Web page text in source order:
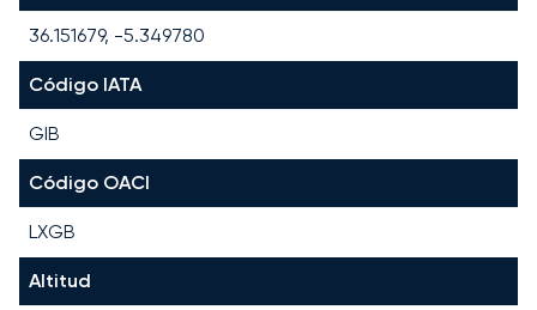
36.151679, -5.349780
Código IATA
GIB
Código OACI
LXGB
Altitud